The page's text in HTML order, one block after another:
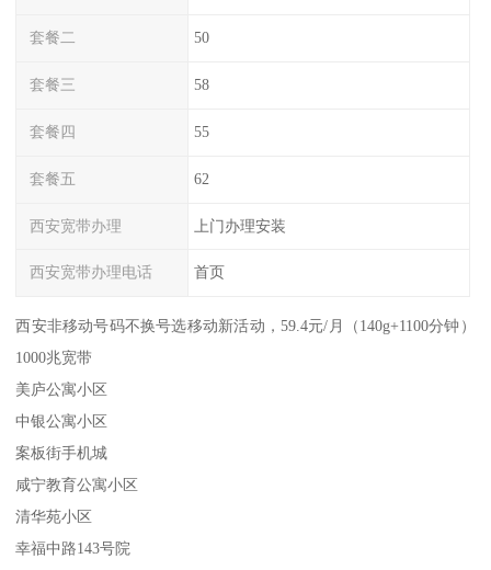
套餐二 50
套餐三 58
套餐四 55
套餐五 62
西安宽带办理 上门办理安装
西安宽带办理电话 首页
西安非移动号码不换号选移动新活动，59.4元/月（140g+1100分钟）
1000兆宽带
美庐公寓小区
中银公寓小区
案板街手机城
咸宁教育公寓小区
清华苑小区
幸福中路143号院